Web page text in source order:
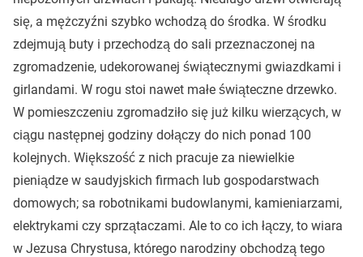
się, a mężczyźni szybko wchodzą do środka. W środku
zdejmują buty i przechodzą do sali przeznaczonej na
zgromadzenie, udekorowanej świątecznymi gwiazdkami i
girlandami. W rogu stoi nawet małe świąteczne drzewko.
W pomieszczeniu zgromadziło się już kilku wierzących, w
ciągu następnej godziny dołączy do nich ponad 100
kolejnych. Większość z nich pracuje za niewielkie
pieniądze w saudyjskich firmach lub gospodarstwach
domowych; sa robotnikami budowlanymi, kamieniarzami,
elektrykami czy sprzątaczami. Ale to co ich łączy, to wiara
w Jezusa Chrystusa, którego narodziny obchodzą tego